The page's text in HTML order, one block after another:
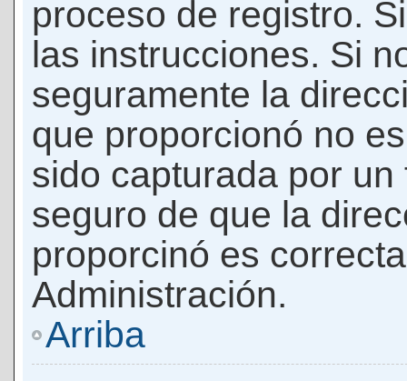
proceso de registro.
las instrucciones. Si
seguramente la
que proporcionó no
sido capturada por
seguro de que la
proporcinó es
Administración.
Arriba